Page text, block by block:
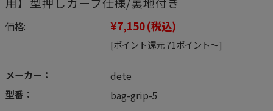
価格: ¥7,150(税込)
[ポイント還元 71ポイント～]
メーカー：
dete
型番：
bag-grip-5